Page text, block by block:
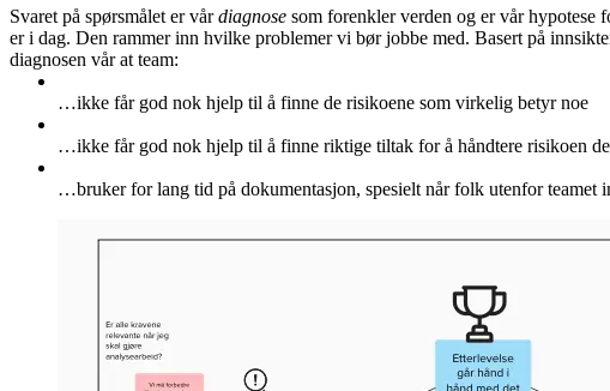
Svaret på spørsmålet er vårdiagnose som forenkler verden og er vår hypotese
er i dag. Den rammer inn hvilke problemer vi bør jobbe med. Basert på
diagnosen vår at team:
…ikke får god nok hjelp til å finne de risikoene som virkelig betyr noe
…ikke får god nok hjelp til å finne riktige tiltak for å håndtere risikoen
…bruker for lang tid på dokumentasjon, spesielt når folk utenfor teamet